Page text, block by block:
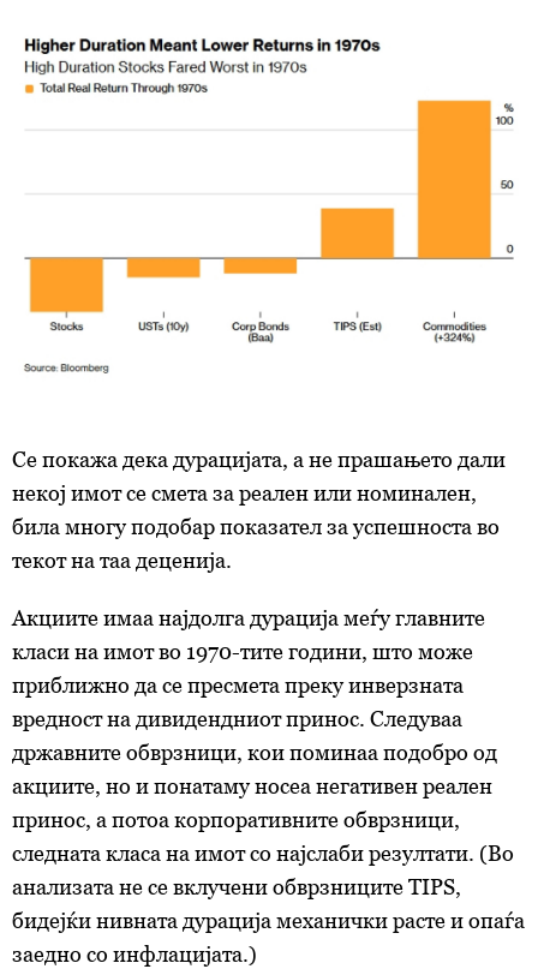
Се покажа дека дурацијата, а не прашањето дали
некој имот се смета за реален или номинален,
била многу подобар показател за успешноста во
текот на таа деценија.
Акциите имаа најдолга дурација меѓу главните
класи на имот во 1970-тите години, што може
приближно да се пресмета преку инверзната
вредност на дивидендниот принос. Следуваа
државните обврзници, кои поминаа подобро од
акциите, но и понатаму носеа негативен реален
принос, а потоа корпоративните обврзници,
следната класа на имот со најслаби резултати. (Во
анализата не се вклучени обврзницитеTIPS,
бидејќи нивната дурација механички расте и опаѓа
заедно со инфлацијата.)